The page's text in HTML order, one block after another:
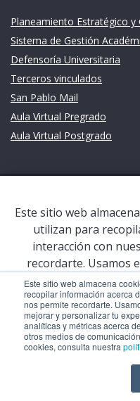
Este sitio web almacena
recopilar información acerca
nos permite recordarte.
mejorar y personalizar tu
analíticas y métricas acerca
otros medios de
cookies, consulta nuestra
Planeamiento Estratégico y
Sistema de Gestión
Defensoría Universitaria
Terceros vinculados
San Pablo Mail
Aula Virtual Pregrado
Aula Virtual Postgrado
Este sitio web
utilizan para
interacción con
recordarte. Usamos
mejorar y personalizar
para generar
visitantes en este
comunicación. Para
consulta nuestra